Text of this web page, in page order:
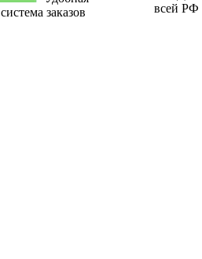
система заказов
всей РФ